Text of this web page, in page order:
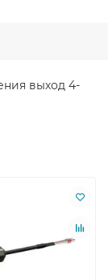
выход 4-